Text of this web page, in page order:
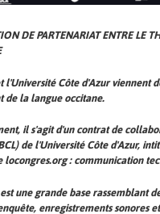
DE PARTENARIAT ENTRE LE
l'Université Côte d'Azur viennent
de la langue occitane.
il s'agit d'un contrat de
de l'Université Côte d'Azur,
locongres.org : communication
une grande base rassemblant
enregistrements sonores